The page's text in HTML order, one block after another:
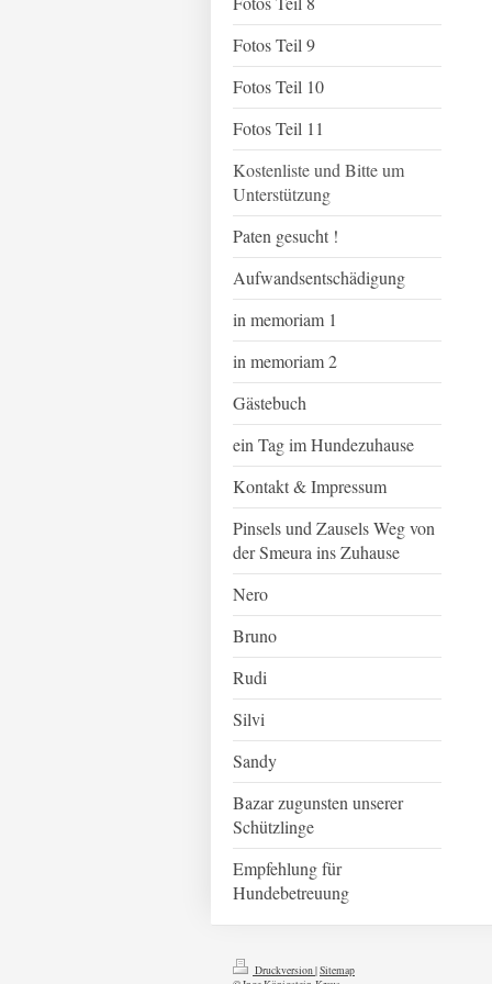
Fotos Teil 9
Fotos Teil 10
Fotos Teil 11
Kostenliste und Bitte um
Unterstützung
Paten gesucht !
Aufwandsentschädigung
in memoriam 1
in memoriam 2
Gästebuch
ein Tag im Hundezuhause
Kontakt & Impressum
Pinsels und Zausels Weg von
der Smeura ins Zuhause
Nero
Bruno
Rudi
Silvi
Sandy
Bazar zugunsten unserer
Schützlinge
Empfehlung für
Hundebetreuung
Druckversion|Sitemap